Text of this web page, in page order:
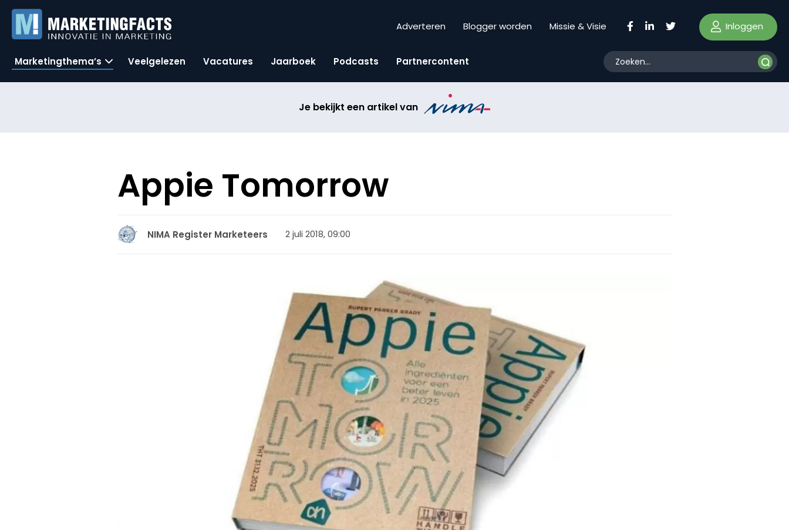
Adverteren Blogger worden Missie & Visie Inloggen
Marketingthema’s Veelgelezen Vacatures Jaarboek Podcasts Partnercontent
Je bekijkt een artikel van
Appie Tomorrow
NIMA Register Marketeers 2 juli 2018, 09:00